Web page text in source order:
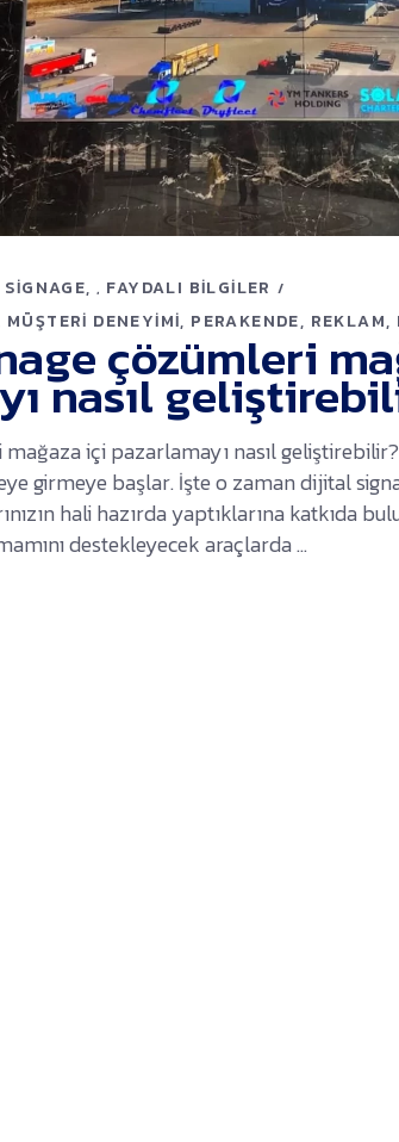
, FAYDALI BILGILER
MÜŞTERI DENEYIMI PERAKENDE REKLAM
çözümleri
nasıl
içi pazarlamayı nasıl
girmeye başlar. İşte o zaman dijital
hali hazırda yaptıklarına katkıda
destekleyecek araçlarda